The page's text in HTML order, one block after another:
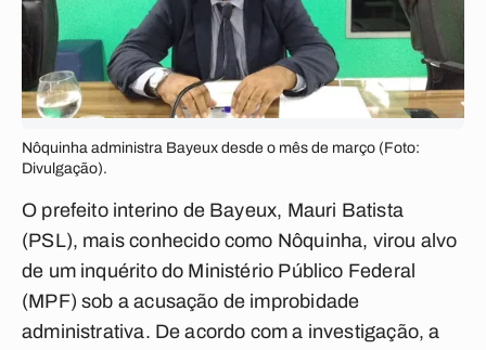
Nôquinha administra Bayeux desde o mês de março (Foto:
Divulgação).
O prefeito interino de Bayeux, Mauri Batista
(PSL), mais conhecido como Nôquinha, virou alvo
de um inquérito do Ministério Público Federal
(MPF) sob a acusação de improbidade
administrativa. De acordo com a investigação, a